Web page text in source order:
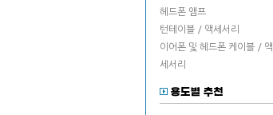
헤드폰 앰프
턴테이블 / 액세서리
이어폰 및 헤드폰 케이블 / 액
세서리